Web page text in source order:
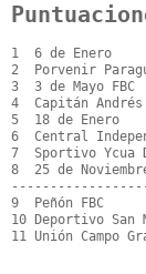
1  6 de Enero
2  Porvenir
3  3 de Mayo
4  Capitán
5  18 de Enero
6  Central
7  Sportivo
8  25 de
9  Peñón FBC
10 Deportivo
11 Unión